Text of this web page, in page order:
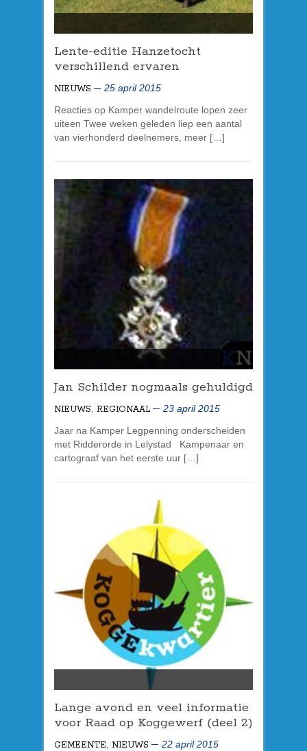
Lente-editie Hanzetocht
verschillend ervaren
NIEUWS
25 april 2015
Reacties op Kamper wandelroute lopen zeer
uiteen Twee weken geleden liep een aantal
van vierhonderd deelnemers, meer […]
Jan Schilder nogmaals gehuldigd
NIEUWS REGIONAAL
23 april 2015
Jaar na Kamper Legpenning onderscheiden
met Ridderorde in Lelystad Kampenaar en
cartograaf van het eerste uur […]
Lange avond en veel informatie
voor Raad op Koggewerf (deel 2)
GEMEENTE NIEUWS
22 april 2015